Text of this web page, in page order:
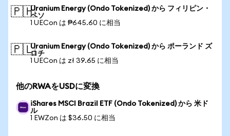
🇵🇭Uranium Energy (Ondo Tokenized) から フィリピン・
ペソ
1 UECon は ₱645.60 に相当
🇵🇱Uranium Energy (Ondo Tokenized) から ポーランド ズ
ロチ
1 UECon は zł 39.65 に相当
他のRWAをUSDに変換
iShares MSCI Brazil ETF (Ondo Tokenized) から 米ド
ル
1 EWZon は $36.50 に相当